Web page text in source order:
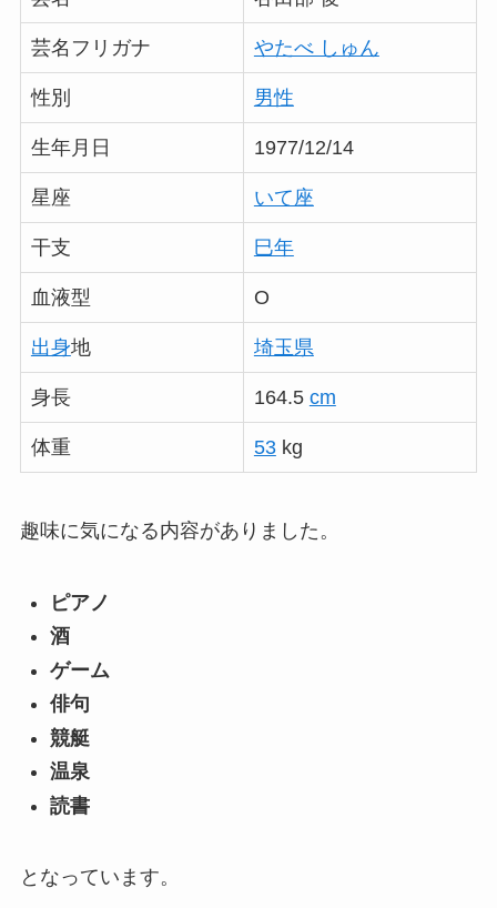
芸名フリガナ やたべ しゅん
性別 男性
生年月日 1977/12/14
星座 いて座
干支 巳年
血液型 O
出身地 埼玉県
身長 164.5 cm
体重 53kg
趣味に気になる内容がありました。
ピアノ
酒
ゲーム
俳句
競艇
温泉
読書
となっています。